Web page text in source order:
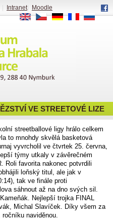
VE STREETOVÉ LIZE
streetballové ligy hrálo celkem
to mnohdy skvělá basketová
vyvrcholil ve čtvrtek 25. června,
týmy utkaly v závěrečném
Roli favorita nakonec potvrdili
loňský titul, ale jak v
tak ve finále proti
sáhnout až na dno svých sil.
Nejlepší trojka FINAL
Michal Slavíček. Díky všem za
naviděnou.
Intranet|
Moodle
EN
CS DE FR RU